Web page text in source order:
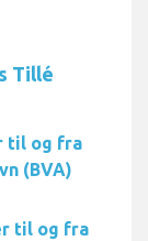
Tillé
til og fra
(BVA)
til og fra